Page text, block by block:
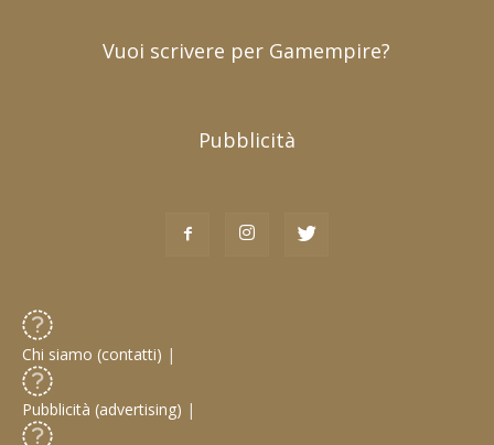
Vuoi scrivere per Gamempire?
Pubblicità
Chi siamo (contatti) |
Pubblicità (advertising) |